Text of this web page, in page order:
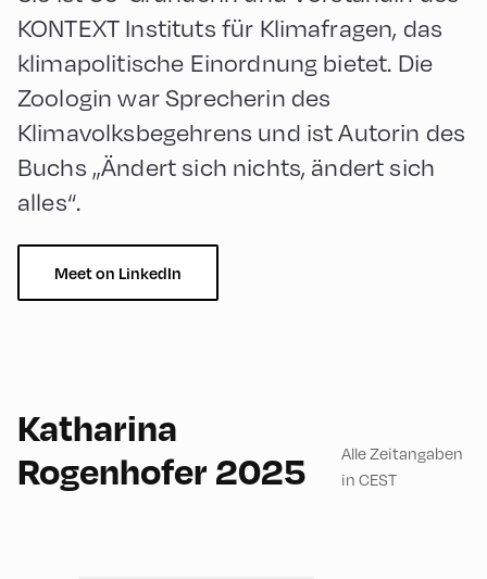
KONTEXT Instituts für Klimafragen, das
klimapolitische Einordnung bietet. Die
Zoologin war Sprecherin des
Klimavolksbegehrens und ist Autorin des
Buchs „Ändert sich nichts, ändert sich
alles“.
Meet on LinkedIn
Katharina
Rogenhofer 2025
Alle Zeitangaben
in CEST